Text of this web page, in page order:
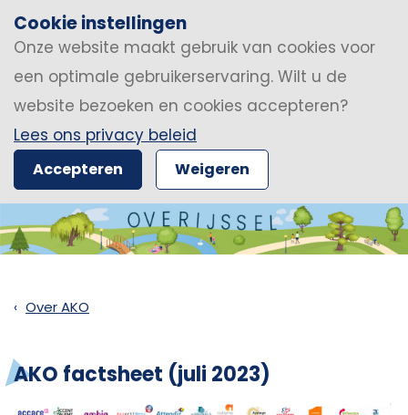
Cookie instellingen
Onze website maakt gebruik van cookies voor
een optimale gebruikerservaring. Wilt u de
website bezoeken en cookies accepteren?
Lees ons privacy beleid
Accepteren Weigeren
Over AKO
AKO factsheet (juli 2023)